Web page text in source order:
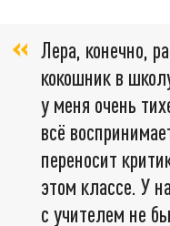
Лера, конечно,
кокошник в
у меня очень
всё
переносит
этом классе. У
с учителем не